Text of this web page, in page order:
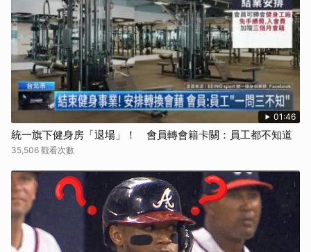
01:46
統一旗下健身房「退場」！ 會員轉會籍卡關：員工都不知道
35,506 觀看次數